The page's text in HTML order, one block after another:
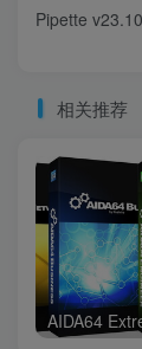
Pipette
相关推荐